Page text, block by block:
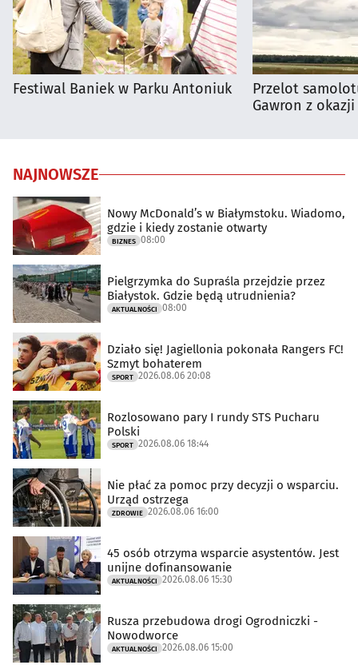
Festiwal Baniek w Parku Antoniuk
Przelot
Gawron z
NAJNOWSZE
Nowy McDonald’s w Białymstoku. Wiadomo,
gdzie i kiedy zostanie otwarty
BIZNES 08:00
Pielgrzymka do Supraśla przejdzie przez
Białystok. Gdzie będą utrudnienia?
AKTUALNOŚCI 08:00
Działo się! Jagiellonia pokonała Rangers FC!
Szmyt bohaterem
SPORT 2026.08.06 20:08
Rozlosowano pary I rundy STS Pucharu
Polski
SPORT 2026.08.06 18:44
Nie płać za pomoc przy decyzji o wsparciu.
Urząd ostrzega
ZDROWIE 2026.08.06 16:00
45 osób otrzyma wsparcie asystentów. Jest
unijne dofinansowanie
AKTUALNOŚCI 2026.08.06 15:30
Rusza przebudowa drogi Ogrodniczki -
Nowodworce
AKTUALNOŚCI 2026.08.06 15:00